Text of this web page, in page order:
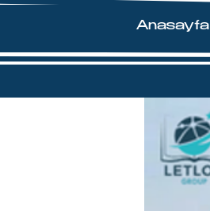
Anasayfa